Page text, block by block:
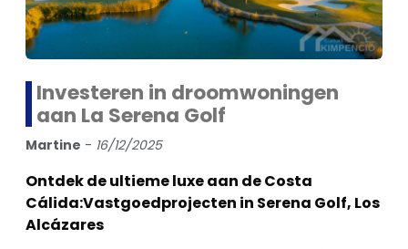
Investeren in droomwoningen
aan La Serena Golf
Martine - 16/12/2025
Ontdek de ultieme luxe aan de Costa
Cálida:Vastgoedprojecten in Serena Golf, Los
Alcázares